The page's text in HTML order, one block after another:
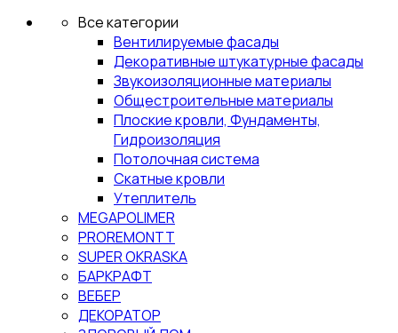
Все категории
Вентилируемые фасады
Декоративные штукатурные фасады
Звукоизоляционные материалы
Общестроительные материалы
Плоские кровли, Фундаменты,
Гидроизоляция
Потолочная система
Скатные кровли
Утеплитель
MEGAPOLIMER
PROREMONTT
SUPER OKRASKA
БАРКРАФТ
ВЕБЕР
ДЕКОРАТОР